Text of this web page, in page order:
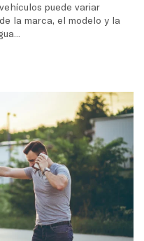
puede variar
la marca, el modelo y la